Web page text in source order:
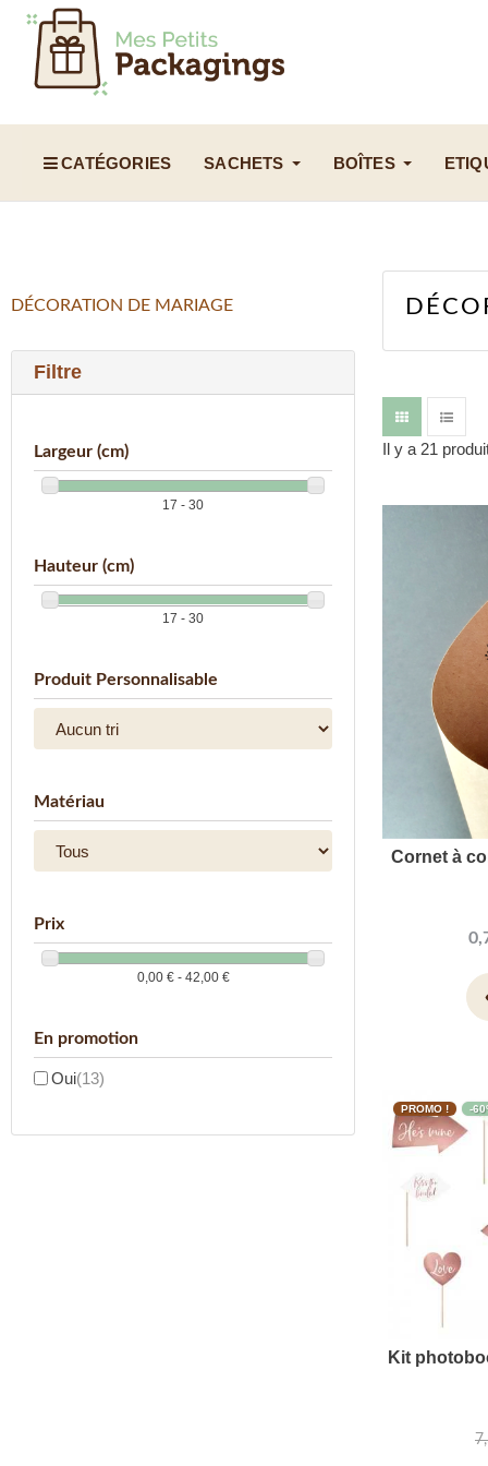
CATÉGORIES SACHETS BOÎTES
DÉCORATION DE MARIAGE
Filtre
Largeur (cm)
17 - 30
Hauteur (cm)
17 - 30
Produit Personnalisable
Matériau
Prix
0,00 € - 42,00 €
En promotion
Oui(13)
Il y a 21
Cornet à
PROMO ! -
Kit